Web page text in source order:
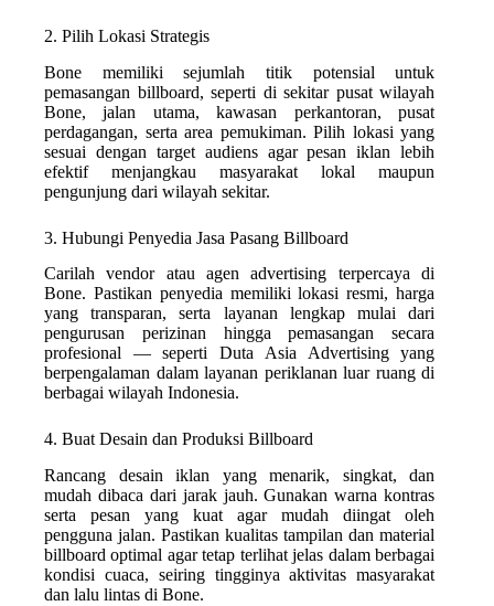
2. Pilih Lokasi Strategis
Bone memiliki sejumlah titik potensial untuk
pemasangan billboard, seperti di sekitar pusat wilayah
Bone, jalan utama, kawasan perkantoran, pusat
perdagangan, serta area pemukiman. Pilih lokasi yang
sesuai dengan target audiens agar pesan iklan lebih
efektif menjangkau masyarakat lokal maupun
pengunjung dari wilayah sekitar.
3. Hubungi Penyedia Jasa Pasang Billboard
Carilah vendor atau agen advertising terpercaya di
Bone. Pastikan penyedia memiliki lokasi resmi, harga
yang transparan, serta layanan lengkap mulai dari
pengurusan perizinan hingga pemasangan secara
profesional — seperti Duta Asia Advertising yang
berpengalaman dalam layanan periklanan luar ruang di
berbagai wilayah Indonesia.
4. Buat Desain dan Produksi Billboard
Rancang desain iklan yang menarik, singkat, dan
mudah dibaca dari jarak jauh. Gunakan warna kontras
serta pesan yang kuat agar mudah diingat oleh
pengguna jalan. Pastikan kualitas tampilan dan material
billboard optimal agar tetap terlihat jelas dalam berbagai
kondisi cuaca, seiring tingginya aktivitas masyarakat
dan lalu lintas di Bone.